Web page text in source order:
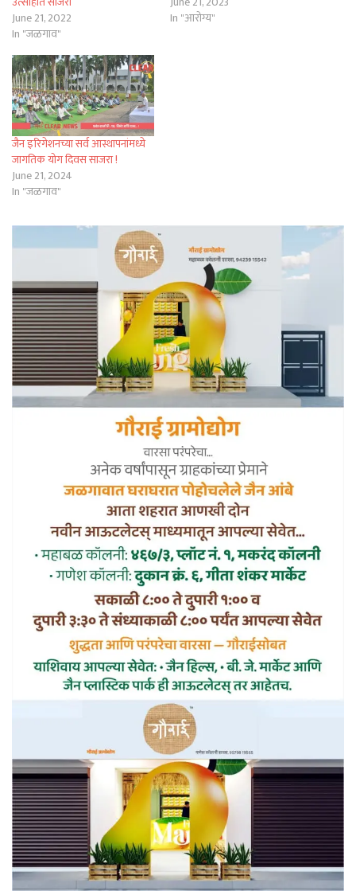
June 21, 2022
In "जळगाव"
In "आरोग्य"
जैन इरिगेशनच्या सर्व आस्थापनांमध्ये
जागतिक योग दिवस साजरा !
June 21, 2024
In "जळगाव"